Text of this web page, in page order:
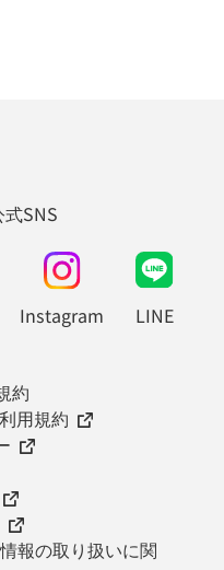
SNS
Instagram LINE
約
用規約
報の取り扱いに関